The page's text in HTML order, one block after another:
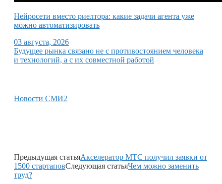
Нейросети вместо риелтора: какие задачи агента уже
можно автоматизировать
03 августа, 2026
Будущее рынка связано не с противостоянием человека
и технологий, а с их совместной работой
Новости СМИ2
Предыдущая статьяАкселератор МТС получил заявки от
1500 стартаповСледующая статьяЧем можно заменить
труд?